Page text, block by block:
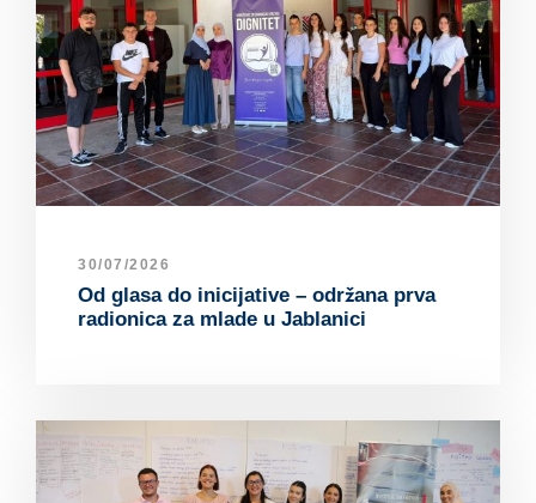
30/07/2026
Od glasa do inicijative – održana prva
radionica za mlade u Jablanici